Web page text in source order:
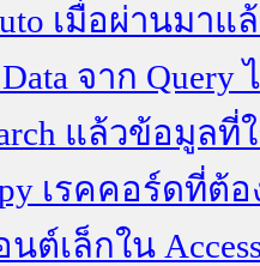
เมื่อผ่านมาแ
จาก
แล้วข้อมูล
เรคคอร์ดที่ต้อ
ต์เล็กใน